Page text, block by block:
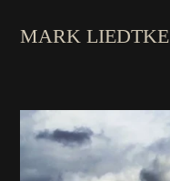
MARK LIEDTKE